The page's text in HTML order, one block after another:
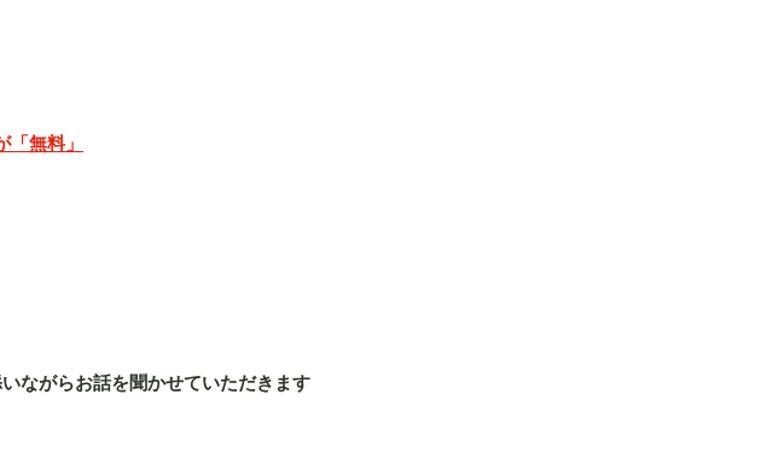
無料」
ながらお話を聞かせていただきます